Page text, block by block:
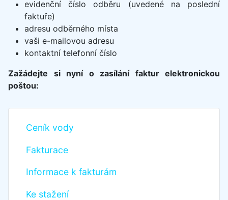
Ceník vody
Fakturace
Informace k fakturám
Ke stažení
evidenční číslo odběru (uvedené na poslední
faktuře)
adresu odběrného místa
vaši e-mailovou adresu
kontaktní telefonní číslo
Zažádejte si nyní o zasílání faktur elektronickou
poštou: